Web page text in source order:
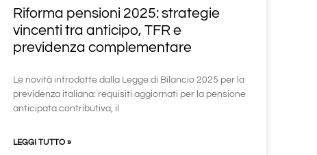
Riforma pensioni 2025: strategie
vincenti tra anticipo, TFR e
previdenza complementare
Le novità introdotte dalla Legge di Bilancio 2025 per la
previdenza italiana: requisiti aggiornati per la pensione
anticipata contributiva, il
LEGGI TUTTO »